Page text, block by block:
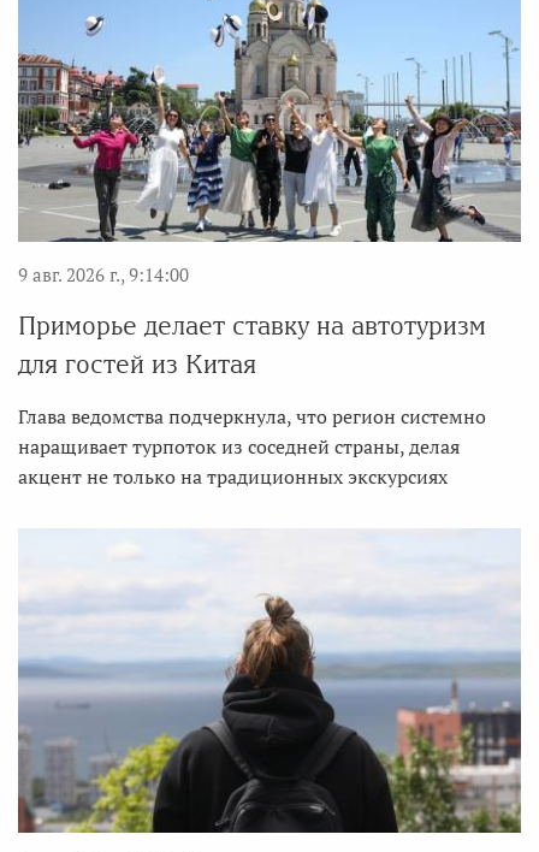
9 авг. 2026 г., 9:14:00
Приморье делает ставку на автотуризм
для гостей из Китая
Глава ведомства подчеркнула, что регион системно
наращивает турпоток из соседней страны, делая
акцент не только на традиционных экскурсиях